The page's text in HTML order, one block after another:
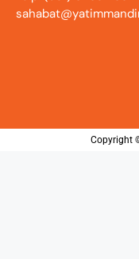
Copyright